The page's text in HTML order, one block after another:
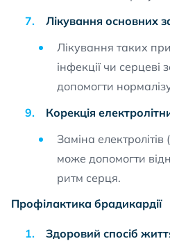
Лікування основних
Лікування таких
інфекції чи
допомогти
Корекція
Заміна
може допомогти
ритм серця.
Профілактика брадикардії
Здоровий спосіб